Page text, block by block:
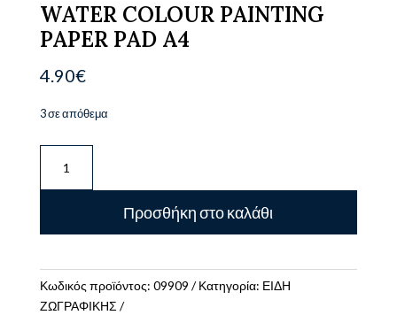
WATER COLOUR PAINTING
PAPER PAD A4
4.90€
3 σε απόθεμα
COLOUR
PAINTING
PAD
Προσθήκη στο καλάθι
Κωδικός προϊόντος: 09909 Κατηγορία: ΕΙΔΗ
ΖΩΓΡΑΦΙΚΗΣ